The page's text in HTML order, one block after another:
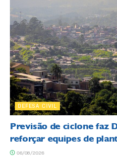
DEFESA CIVIL
Previsão de ciclone faz
reforçar equipes de
06/08/2026